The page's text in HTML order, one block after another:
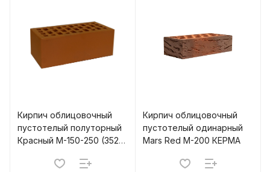
Кирпич облицовочный
пустотелый полуторный
Красный M-150-250 (352)
Кирпич облицовочный
пустотелый одинарный
Mars Red M-200 КЕРМА